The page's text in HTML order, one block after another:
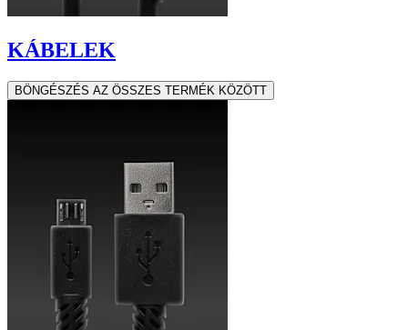
KÁBELEK
BÖNGÉSZÉS AZ ÖSSZES TERMÉK KÖZÖTT